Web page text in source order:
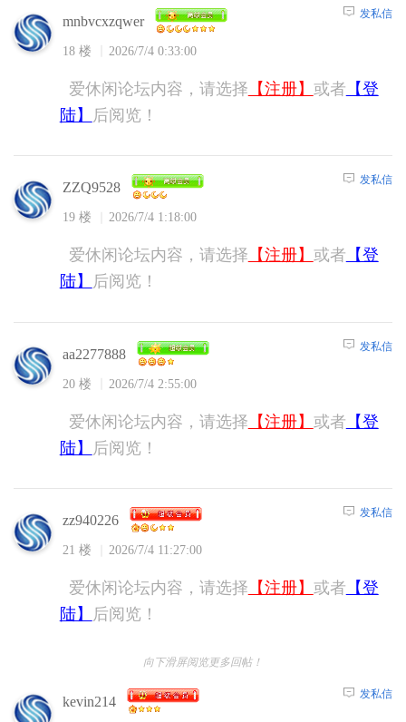
mnbvcxzqwer
18 楼 2026/7/4 0:33:00
发私信
爱休闲论坛内容，请选择 【注册】 或者 【登
陆】
后阅览！
ZZQ9528
19 楼 2026/7/4 1:18:00
发私信
爱休闲论坛内容，请选择 【注册】 或者 【登
陆】
后阅览！
aa2277888
20 楼 2026/7/4 2:55:00
发私信
爱休闲论坛内容，请选择 【注册】 或者 【登
陆】
后阅览！
zz940226
21 楼 2026/7/4 11:27:00
发私信
爱休闲论坛内容，请选择 【注册】 或者 【登
陆】
后阅览！
向下滑屏阅览更多回帖！
kevin214 发私信